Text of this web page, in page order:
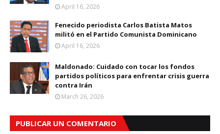
April 16, 2026
Fenecido periodista Carlos Batista Matos
militó en el Partido Comunista Dominicano
April 16, 2026
Maldonado: Cuidado con tocar los fondos
partidos políticos para enfrentar crisis guerra
contra Irán
March 26, 2026
PUBLICAR UN COMENTARIO